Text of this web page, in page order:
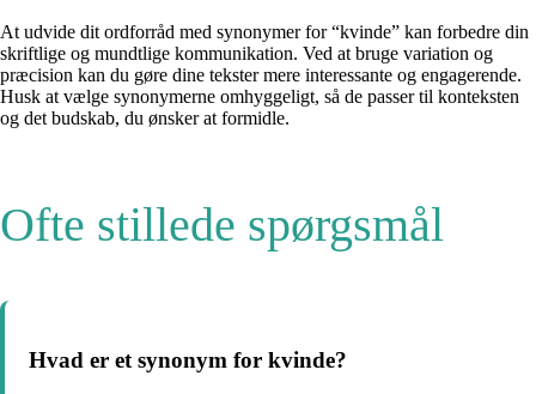
At udvide dit ordforråd med synonymer for “kvinde” kan forbedre din
skriftlige og mundtlige kommunikation. Ved at bruge variation og
præcision kan du gøre dine tekster mere interessante og engagerende.
Husk at vælge synonymerne omhyggeligt, så de passer til konteksten
og det budskab, du ønsker at formidle.
Ofte stillede spørgsmål
Hvad er et synonym for kvinde?